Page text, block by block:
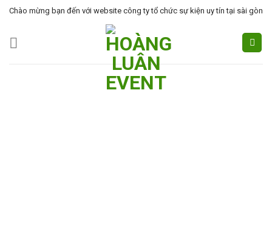
Skip
content
Chào mừng bạn đến với website công ty tổ chức sự kiện uy tín tại sài gòn